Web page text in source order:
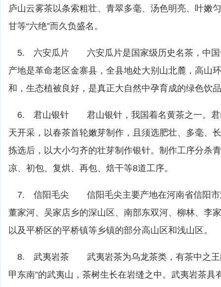
庐山云雾茶以条索粗壮、青翠多毫、汤色明亮、叶嫩
甘等“六绝”而久负盛名。
5. 六安瓜片 六安瓜片是国家级历史名茶，中国
产地是革命老区金寨县，全县地处大别山北麓，高山
和，生态植被良好，是真正大自然中孕育成的绿色饮
6. 君山银针 君山银针，我国着名黄茶之一。君
天开采，以春茶首轮嫩芽制作，且须选肥壮、多毫、
拣选后，以大小匀齐的壮芽制作银针。制作工序分杀
凉、初包、复烘、再包、焙干等8道工序。
7. 信阳毛尖 信阳毛尖主要产地在河南省信阳市
董家河、吴家店乡的深山区、南部东双河、柳林、李
以及平桥区的平桥镇等乡镇的部分高山区和浅山区。
8. 武夷岩茶 武夷岩茶为乌龙茶类，有茶中之王
甲东南”的武夷山，茶树生长在岩缝之中。武夷岩茶具